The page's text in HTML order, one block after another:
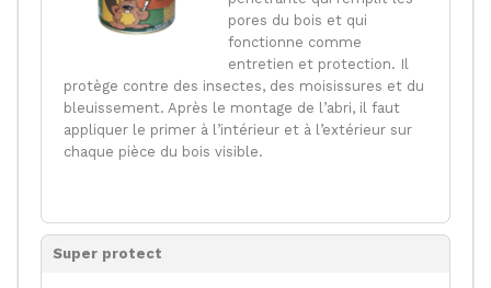
pores du bois et qui
fonctionne comme
entretien et protection. Il
protège contre des insectes, des moisissures et du
bleuissement. Après le montage de l’abri, il faut
appliquer le primer à l’intérieur et à l’extérieur sur
chaque pièce du bois visible.
Super protect